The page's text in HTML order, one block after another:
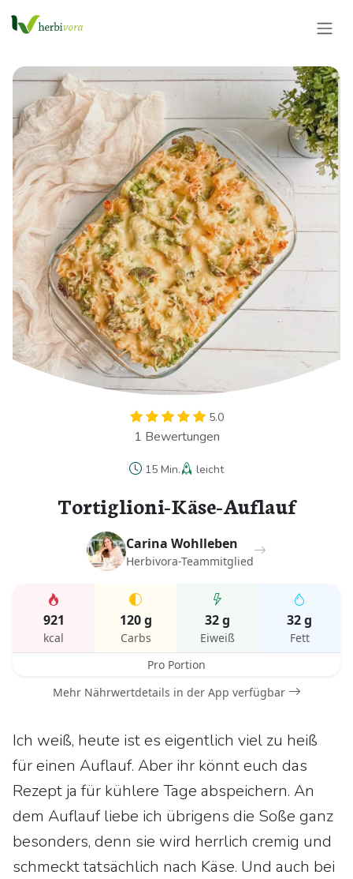
5.0
1 Bewertungen
15 Min. leicht
Tortiglioni-Käse-Auflauf
Carina Wohlleben
Herbivora-Teammitglied
921
kcal
120 g
Carbs
32 g
Eiweiß
32 g
Fett
Pro Portion
Mehr Nährwertdetails in der App verfügbar
Ich weiß, heute ist es eigentlich viel zu heiß
für einen Auflauf. Aber ihr könnt euch das
Rezept ja für kühlere Tage abspeichern. An
dem Auflauf liebe ich übrigens die Soße ganz
besonders, denn sie wird herrlich cremig und
schmeckt tatsächlich nach Käse. Und auch bei